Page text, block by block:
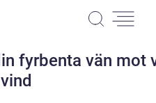
fyrbenta vän mot